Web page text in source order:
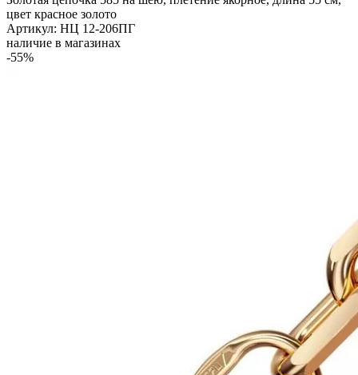
цвет красное золото
Артикул: НЦ 12-206ПГ
наличие в магазинах
-55%